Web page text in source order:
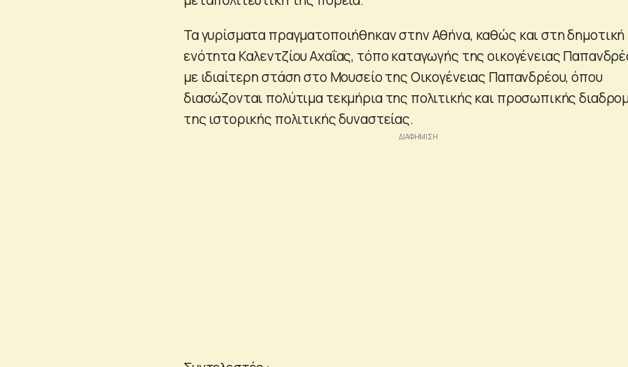
Τα γυρίσματα πραγματοποιήθηκαν στην Αθήνα, καθώς και στη δημοτική
ενότητα Καλεντζίου Αχαΐας, τόπο καταγωγής της οικογένειας
με ιδιαίτερη στάση στο Μουσείο της Οικογένειας Παπανδρέου, όπου
διασώζονται πολύτιμα τεκμήρια της πολιτικής και προσωπικής
της ιστορικής πολιτικής δυναστείας.